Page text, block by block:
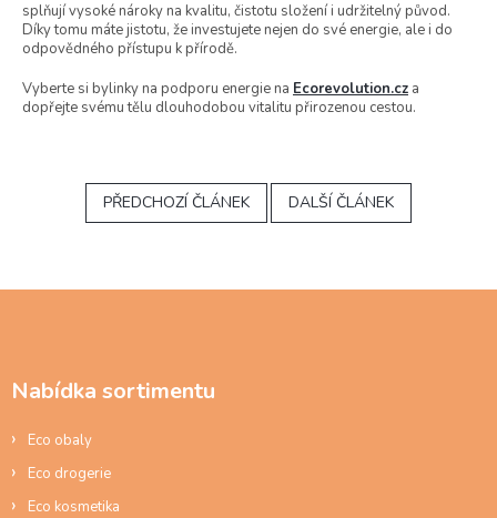
splňují vysoké nároky na kvalitu, čistotu složení i udržitelný původ.
Díky tomu máte jistotu, že investujete nejen do své energie, ale i do
odpovědného přístupu k přírodě.
Vyberte si bylinky na podporu energie na Ecorevolution.cz a
dopřejte svému tělu dlouhodobou vitalitu přirozenou cestou.
PŘEDCHOZÍ ČLÁNEK DALŠÍ ČLÁNEK
Nabídka sortimentu
Eco obaly
Eco drogerie
Eco kosmetika